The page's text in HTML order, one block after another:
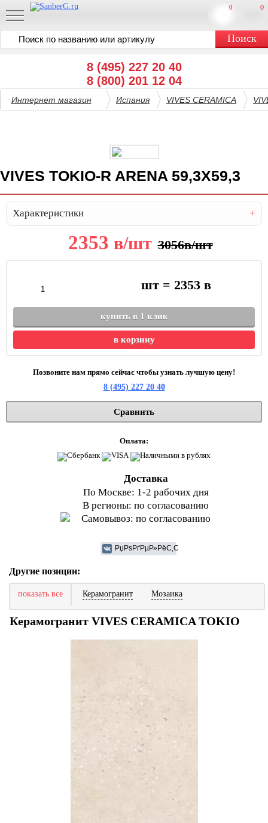
8 (495) 227 20 40
8 (800) 201 12 04
0
0
Интернет магазин Испания VIVES CERAMICA
VIVES TOKIO-R ARENA 59,3X59,3
Характеристики
2353 в/шт 3056в/шт
шт = 2353 в
купить в 1 клик
в корзину
Позвоните нам прямо сейчас чтобы узнать лучшую цену!
8 (495) 227 20 40
Сравнить
Оплата:
Доставка
По Москве: 1-2 рабочих дня
В регионы: по согласованию
Самовывоз: по согласованию
Другие позиции:
показать все Керамогранит Мозаика
Керамогранит VIVES CERAMICA TOKIO